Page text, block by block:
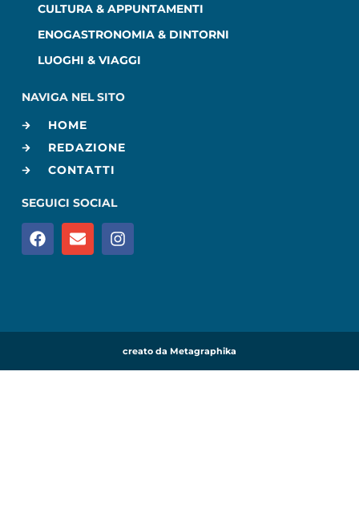
CULTURA & APPUNTAMENTI
ENOGASTRONOMIA & DINTORNI
LUOGHI & VIAGGI
NAVIGA NEL SITO
HOME
REDAZIONE
CONTATTI
SEGUICI SOCIAL
creato da Metagraphika